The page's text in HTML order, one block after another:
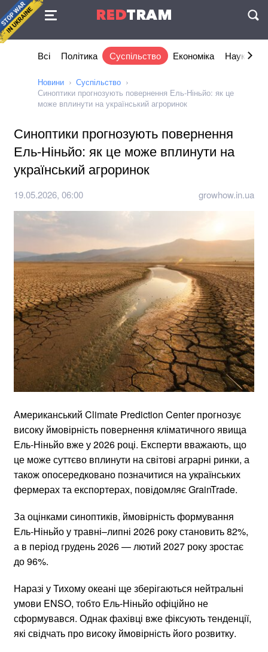
REDTRAM
Угода
Всі Політика Суспільство Економіка Наука та
Новини
Суспільство
Синоптики прогнозують повернення Ель-Ніньйо: як це
може вплинути на український агроринок
Синоптики прогнозують повернення
Ель-Ніньйо: як це може вплинути на
український агроринок
19.05.2026, 06:00 growhow.in.ua
Американський Climate Prediction Center прогнозує
високу ймовірність повернення кліматичного явища
Ель-Ніньйо вже у 2026 році. Експерти вважають, що
це може суттєво вплинути на світові аграрні ринки, а
також опосередковано позначитися на українських
фермерах та експортерах, повідомляє GrainTrade.
За оцінками синоптиків, ймовірність формування
Ель-Ніньйо у травні–липні 2026 року становить 82%,
а в період грудень 2026 — лютий 2027 року зростає
до 96%.
Наразі у Тихому океані ще зберігаються нейтральні
умови ENSO, тобто Ель-Ніньйо офіційно не
сформувався. Однак фахівці вже фіксують тенденції,
які свідчать про високу ймовірність його розвитку.